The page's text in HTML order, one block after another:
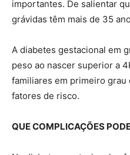
importantes. De salientar
grávidas têm mais de 35
A diabetes gestacional em
peso ao nascer superior a
familiares em primeiro grau
fatores de risco.
QUE COMPLICAÇÕES